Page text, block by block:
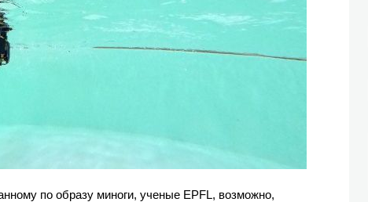
по образу миноги, ученые EPFL, возможно,